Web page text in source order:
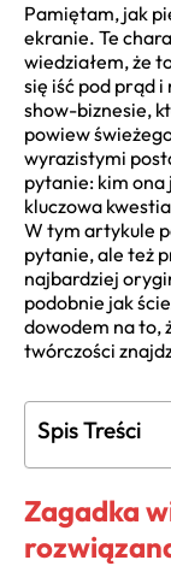
Pamiętam, jak
ekranie. Te
wiedziałem, że
się iść pod prąd
show-biznesie,
powiew
wyrazistymi
pytanie: kim ona
kluczowa
W tym artykule
pytanie, ale też
najbardziej
podobnie jak
dowodem na to,
twórczości
Spis Treści
Zagadka